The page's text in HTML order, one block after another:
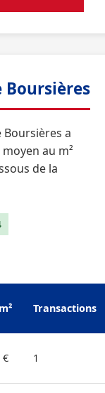
Boursières a
au m²
de la
Transactions
€ 1